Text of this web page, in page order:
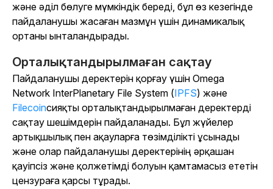
және әділ бөлуге мүмкіндік береді, бұл өз кезегінде
пайдаланушы жасаған мазмұн үшін динамикалық
ортаны ынталандырады.
Орталықтандырылмаған сақтау
Пайдаланушы деректерін қорғау үшін Omega
Network InterPlanetary File System (IPFS) және
Filecoinсияқты орталықтандырылмаған деректерді
сақтау шешімдерін пайдаланады. Бұл жүйелер
артықшылық пен ақауларға төзімділікті ұсынады
және олар пайдаланушы деректерінің әрқашан
қауіпсіз және қолжетімді болуын қамтамасыз ететін
цензураға қарсы тұрады.